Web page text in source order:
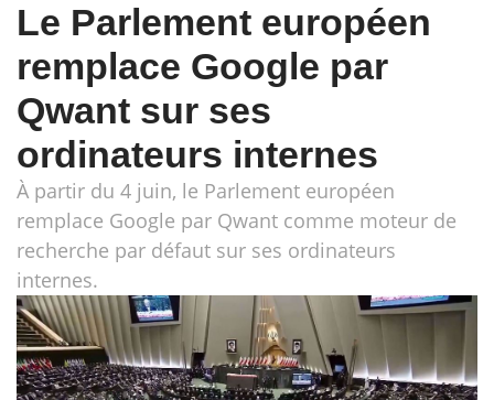
Le Parlement européen
remplace Google par
Qwant sur ses
ordinateurs internes
À partir du 4 juin, le Parlement européen
remplace Google par Qwant comme moteur de
recherche par défaut sur ses ordinateurs
internes.